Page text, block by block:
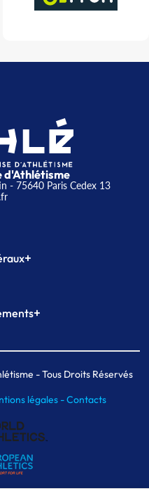
d'Athlétisme
- 75640 Paris Cedex 13
+
+
indoor
de Paris- Tous Droits Réservés
légales -Contacts